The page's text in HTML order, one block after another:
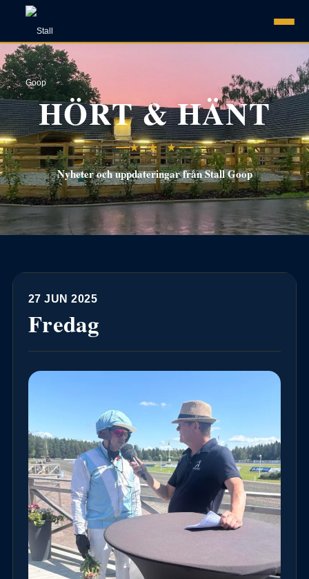
HÖRT & HÄNT
★ ★ ★
Nyheter och uppdateringar från Stall Goop
27 JUN 2025
Fredag